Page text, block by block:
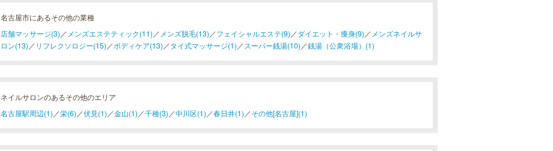
名古屋市にあるその他の業種
店舗マッサージ(3) ／ メンズエステティック(11) ／ メンズ脱毛(13) ／フェイシャルエステ(9) ／ダイエット・痩身(9) ／ メンズネイルサ
ロン(13) ／ リフレクソロジー(15) ／ボディケア(13) ／タイ式マッサージ(1) ／ スーパー銭湯(10) ／銭湯（公衆浴場）(1)
ネイルサロンのあるその他のエリア
名古屋駅周辺(1) ／栄(6) ／伏見(1) ／金山(1) ／千種(3) ／中川区(1) ／春日井(1) ／その他[名古屋](1)